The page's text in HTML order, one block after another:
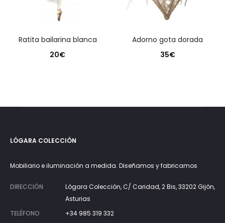
ratita bailarina blanca
20€
adorno gota dorada
35€
LÓGARA COLECCIÓN
Mobiliario e iluminación a medida. Diseñamos y fabricamos
DIRECCIÓN
Lógara Colección, C/ Caridad, 2 Bis, 33202 Gijón,
Asturias
TELÉFONO
+34 985 319 332